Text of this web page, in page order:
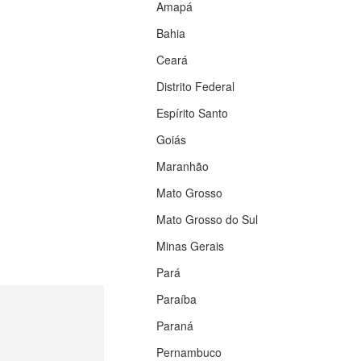
Amapá
Bahia
Ceará
Distrito Federal
Espírito Santo
Goiás
Maranhão
Mato Grosso
Mato Grosso do Sul
Minas Gerais
Pará
Paraíba
Paraná
Pernambuco